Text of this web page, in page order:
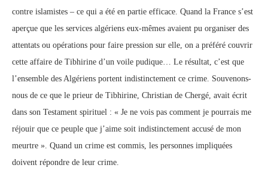
contre islamistes – ce qui a été en partie efficace. Quand la France s’est
aperçue que les services algériens eux-mêmes avaient pu organiser des
attentats ou opérations pour faire pression sur elle, on a préféré couvrir
cette affaire de Tibhirine d’un voile pudique… Le résultat, c’est que
l’ensemble des Algériens portent indistinctement ce crime. Souvenons-
nous de ce que le prieur de Tibhirine, Christian de Chergé, avait écrit
dans son Testament spirituel : « Je ne vois pas comment je pourrais me
réjouir que ce peuple que j’aime soit indistinctement accusé de mon
meurtre ». Quand un crime est commis, les personnes impliquées
doivent répondre de leur crime.